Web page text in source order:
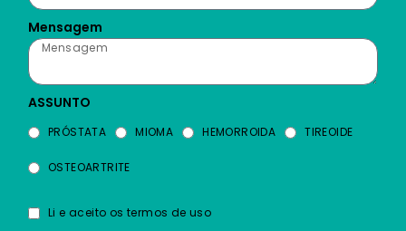
Mensagem
ASSUNTO
PRÓSTATA MIOMA HEMORROIDA TIREOIDE
OSTEOARTRITE
Li e aceito os termos de uso